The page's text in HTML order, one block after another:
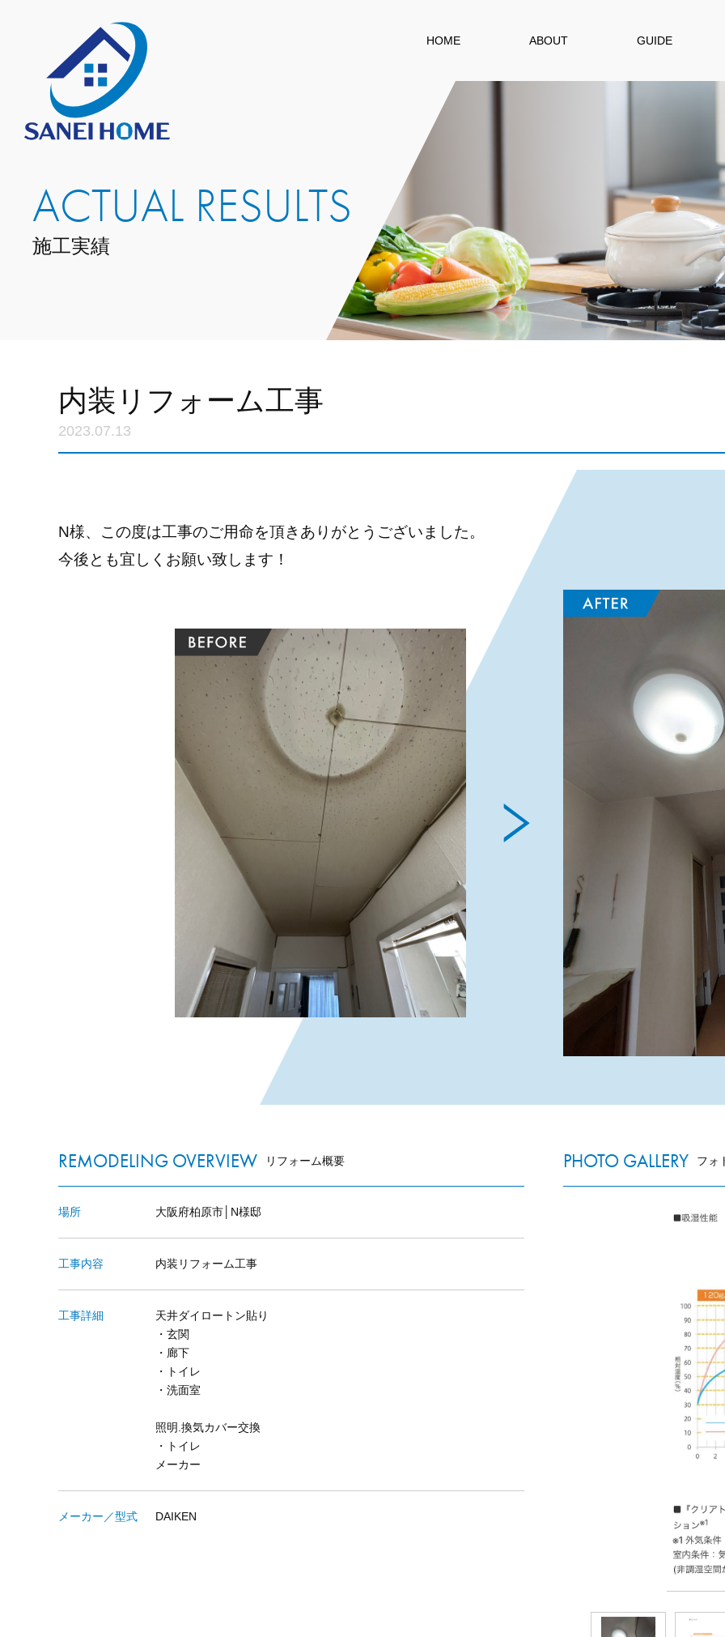
HOME ABOUT GUIDE
ACTUAL RESULTS
施工実績
内装リフォーム工事
2023.07.13
N様、この度は工事のご用命を頂きありがとうございました。
今後とも宜しくお願い致します！
REMODELING OVERVIEW リフォーム概要
場所 大阪府柏原市│N様邸
工事内容 内装リフォーム工事
工事詳細
天井ダイロートン貼り
・玄関
・廊下
・トイレ
・洗面室
照明.換気カバー交換
・トイレ
メーカー
メーカー／型式 DAIKEN
PHOTO GALLERY フォ